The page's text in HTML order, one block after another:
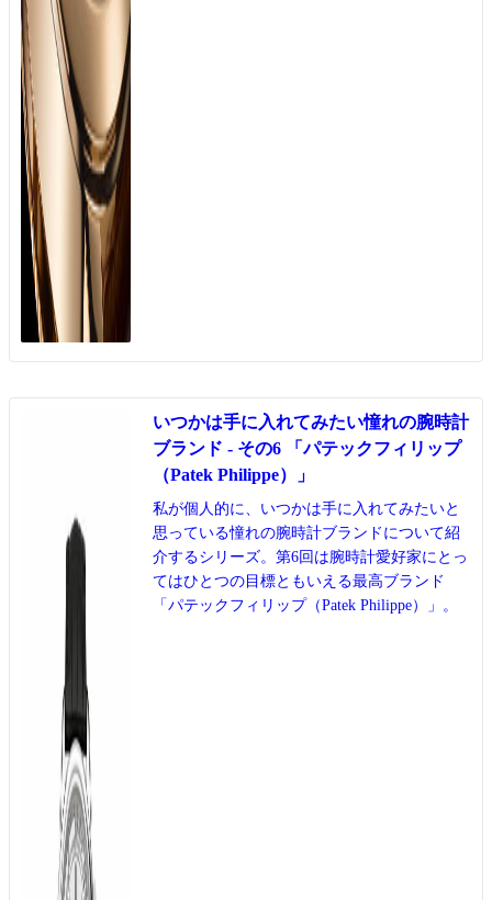
いつかは手に入れてみたい憧れの腕時計
ブランド - その6 「パテックフィリップ
（Patek Philippe）」
私が個人的に、いつかは手に入れてみたいと
思っている憧れの腕時計ブランドについて紹
介するシリーズ。第6回は腕時計愛好家にとっ
てはひとつの目標ともいえる最高ブランド
「パテックフィリップ（Patek Philippe）」。